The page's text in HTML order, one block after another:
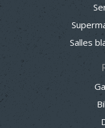
Salles